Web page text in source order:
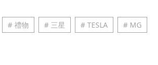
# 禮物 # 三星 # TESLA
# MG